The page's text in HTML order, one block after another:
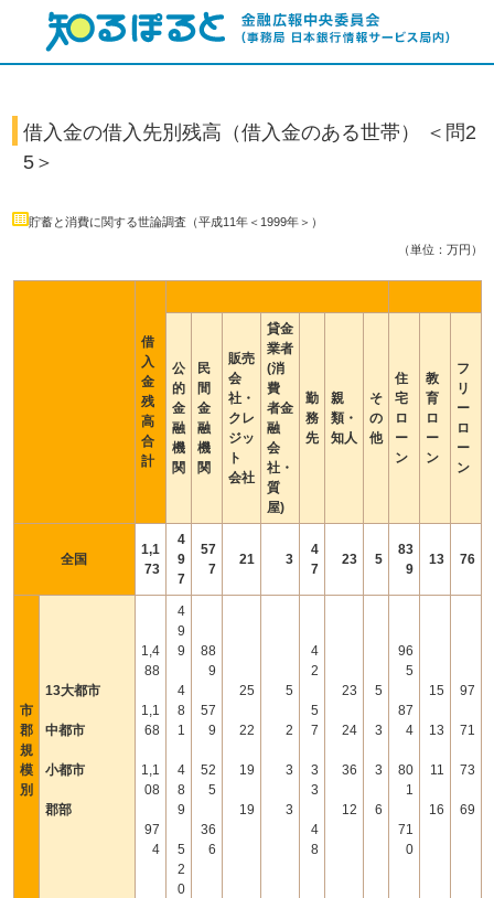
借入金の借入先別残高（借入金のある世帯） ＜問2
5＞
貯蓄と消費に関する世論調査（平成11年＜1999年＞）
（単位：万円）
借
入
金
残
高
合
計
公
的
金
融
機
関
民
間
金
融
機
関
販売
会
社・
クレ
ジッ
ト
会社
貸金
業者
(消
費
者金
融
会
社・
質
屋)
勤
務
先
親
類・
知人
そ
の
他
住
宅
ロ
ー
ン
教
育
ロ
ー
ン
フ
リ
ー
ロ
ー
ン
全国
1,1
73
4
9
7
57
7
21 3
4
7
23 5
83
9
13 76
市
郡
規
模
別
13大都市
中都市
小都市
郡部
1,4
88
1,1
68
1,1
08
97
4
4
9
9
4
8
1
4
8
9
5
2
0
88
9
57
9
52
5
36
6
25
22
19
19
5
2
3
3
4
2
5
7
3
3
4
8
23
24
36
12
5
3
3
6
96
5
87
4
80
1
71
0
15
13
11
16
97
71
73
69